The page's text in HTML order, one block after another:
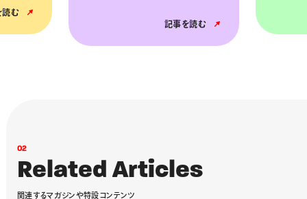
読む
記事を読む
02
Related Articles
関連するマ ガジンや特設コンテンツ